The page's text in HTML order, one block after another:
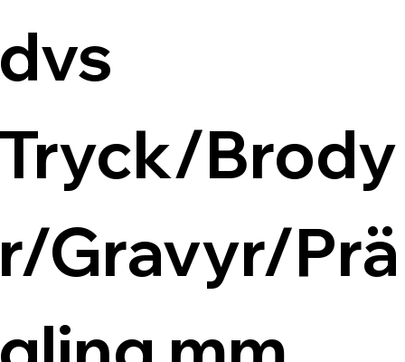
Brody
Gravyr/Prä